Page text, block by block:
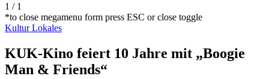
1 / 1
*to close megamenu form press ESC or close toggle
KulturLokales
KUK-Kino feiert 10 Jahre mit „Boogie
Man & Friends“